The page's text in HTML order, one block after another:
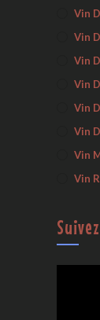
Vin
Vin
Vin
Vin
Vin
Vin
Vin
Vin